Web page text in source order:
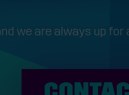
we are always up